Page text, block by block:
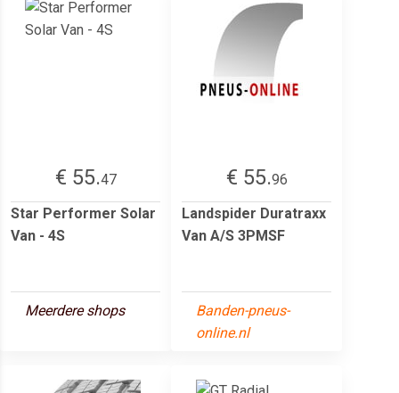
€ 55.47
Star Performer Solar
Van - 4S
Meerdere shops
€ 55.96
Landspider Duratraxx
Van A/S 3PMSF
Banden-pneus-
online.nl